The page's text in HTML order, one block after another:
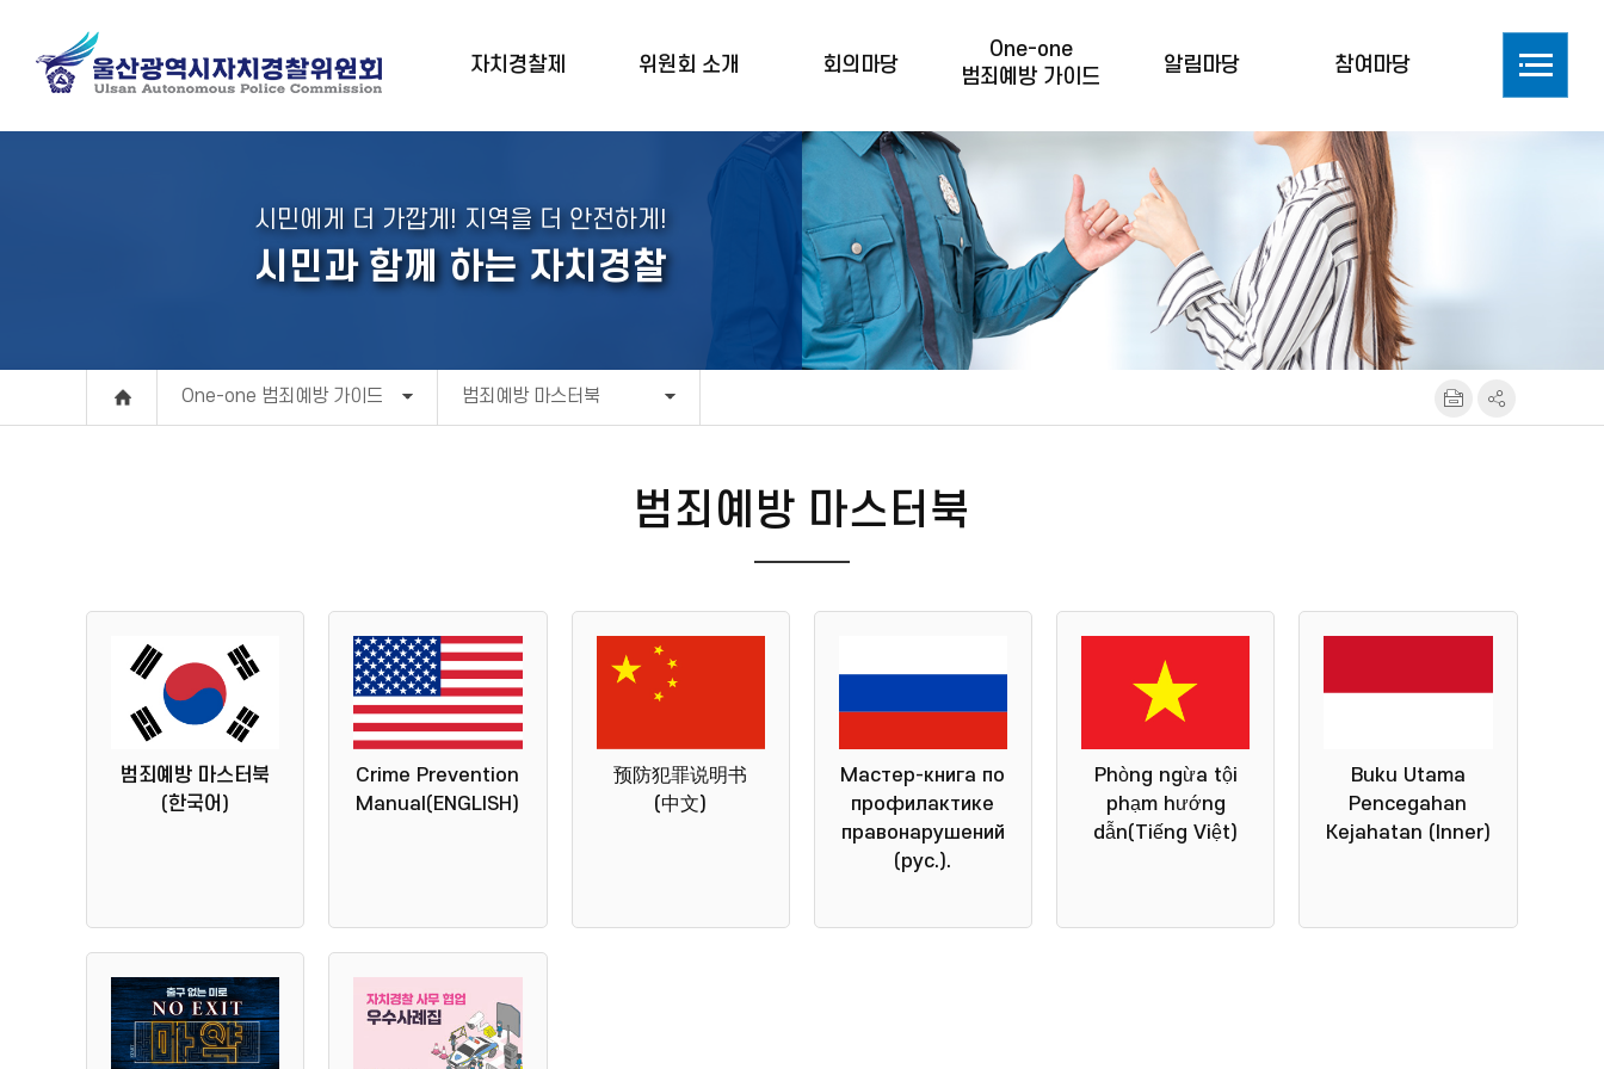
자치경찰제 위원회 소개 회의마당
One-one
범죄예방 가이드
알림마당 참여마당
시민에게 더 가깝게! 지역을 더 안전하게!
시민과 함께 하는 자치경찰
One-one 범죄예방 가이드 범죄예방 마스터북
범죄예방 마스터북
범죄예방 마스터북
(한국어)
Crime Prevention
Manual(ENGLISH)
预防犯罪说明书
(中文)
Мастер-книга по
профилактике
правонарушений
(рус.).
Phòng ngừa tội
phạm hướng
dẫn(Tiếng Việt)
Buku Utama
Pencegahan
Kejahatan (Inner)